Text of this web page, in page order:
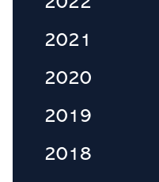
2021
2020
2019
2018